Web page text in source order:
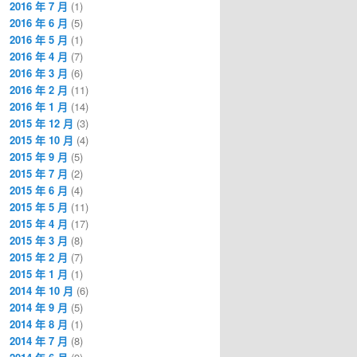
2016 年 7 月 (1)
2016 年 6 月 (5)
2016 年 5 月 (1)
2016 年 4 月 (7)
2016 年 3 月 (6)
2016 年 2 月 (11)
2016 年 1 月 (14)
2015 年 12 月 (3)
2015 年 10 月 (4)
2015 年 9 月 (5)
2015 年 7 月 (2)
2015 年 6 月 (4)
2015 年 5 月 (11)
2015 年 4 月 (17)
2015 年 3 月 (8)
2015 年 2 月 (7)
2015 年 1 月 (1)
2014 年 10 月 (6)
2014 年 9 月 (5)
2014 年 8 月 (1)
2014 年 7 月 (8)